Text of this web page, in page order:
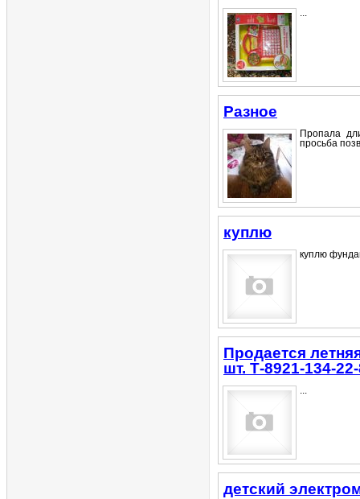
...
Разное
Пропала
просьба
куплю
куплю
Продается
шт. Т-8921-134-
...
детский